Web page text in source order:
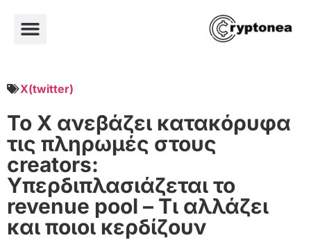
X(twitter)
Το X ανεβάζει κατακόρυφα
τις πληρωμές στους
creators:
Υπερδιπλασιάζεται το
revenue pool – Τι αλλάζει
και ποιοι κερδίζουν